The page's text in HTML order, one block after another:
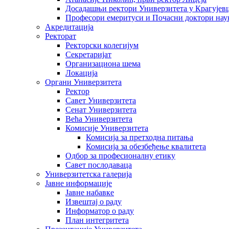
Досадашњи ректори Универзитета у
Професори емеритуси и Почасни доктори
Акредитација
Ректорат
Ректорски колегијум
Секретаријат
Организациона шема
Локација
Органи Универзитета
Ректор
Савет Универзитета
Сенат Универзитета
Већа Универзитета
Комисије Универзитета
Комисија за претходна питања
Комисија за обезбеђење квалитета
Одбор за професионалну етику
Савет послодаваца
Универзитетска галерија
Јавне информације
Јавне набавке
Извештај о раду
Информатор о раду
План интегритета